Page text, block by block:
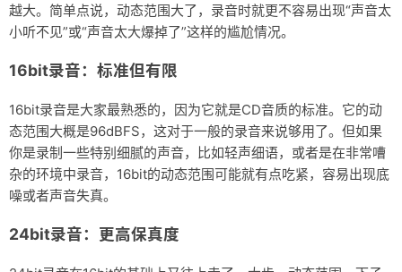
越大。简单点说，动态范围大了，录音时就更不容易出现“声音太
小听不见”或“声音太大爆掉了”这样的尴尬情况。
16bit录音：标准但有限
16bit录音是大家最熟悉的，因为它就是CD音质的标准。它的动
态范围大概是96dBFS，这对于一般的录音来说够用了。但如果
你是录制一些特别细腻的声音，比如轻声细语，或者是在非常嘈
杂的环境中录音，16bit的动态范围可能就有点吃紧，容易出现底
噪或者声音失真。
24bit录音：更高保真度